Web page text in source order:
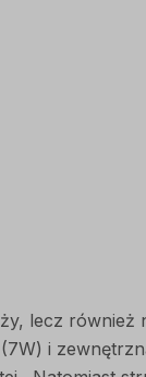
lecz również
i